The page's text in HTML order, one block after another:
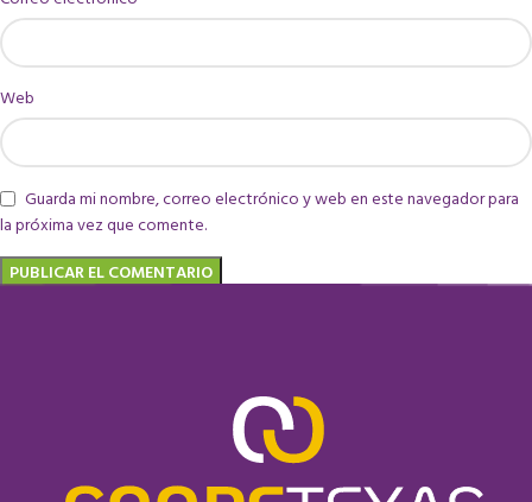
Web
Guarda mi nombre, correo electrónico y web en este navegador para
la próxima vez que comente.